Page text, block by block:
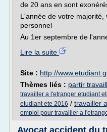
de 20 ans en sont
L'année de votre
personnel
Au 1er septembre de
Lire la suite
Site : http://
Thèmes liés : partir
travailler a l'etranger etudiant
etudiant ete 2016 / travailler
emploi pour travailler a
Avocat accident du